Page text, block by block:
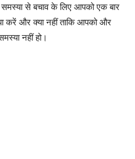
से बचाव के लिए आपको एक बार
करें और क्या नहीं ताकि आपको और
नहीं हो।